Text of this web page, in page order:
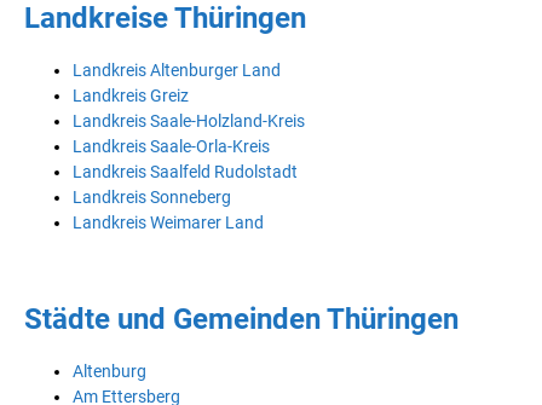
Landkreise Thüringen
Landkreis Altenburger Land
Landkreis Greiz
Landkreis Saale-Holzland-Kreis
Landkreis Saale-Orla-Kreis
Landkreis Saalfeld Rudolstadt
Landkreis Sonneberg
Landkreis Weimarer Land
Städte und Gemeinden Thüringen
Altenburg
Am Ettersberg